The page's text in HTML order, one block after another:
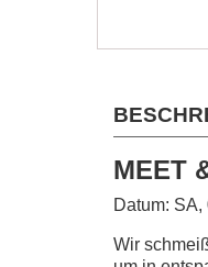
MEET
Datum:
Wir